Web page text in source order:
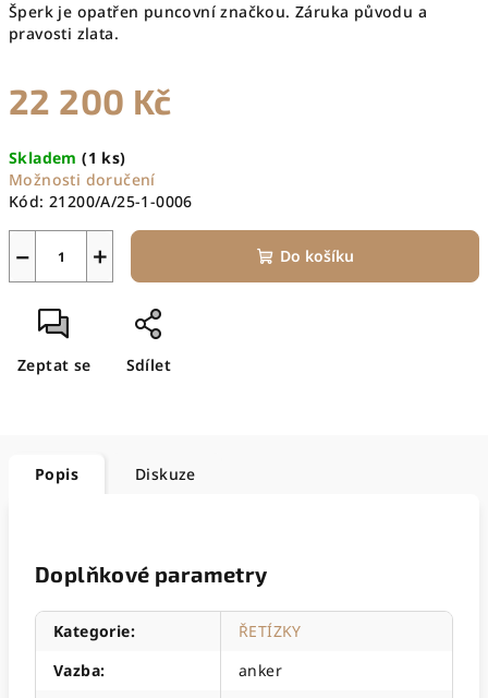
Šperk je opatřen puncovní značkou. Záruka původu a
pravosti zlata.
22 200 Kč
cena:
Skladem(1 ks)
Možnosti doručení
Kód: 21200/A/25-1-0006
+
− Do košíku
Zeptat se Sdílet
Popis Diskuze
Doplňkové parametry
Kategorie:
ŘETÍZKY
Vazba:
anker